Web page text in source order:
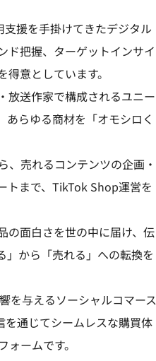
援を手掛けてきたデジタル
ド把握、ターゲットインサイ
意としています。
放送作家で構成されるユニー
らゆる商材を「オモシロく
売れるコンテンツの企画・
トまで、TikTok Shop運営を
の面白さを世の中に届け、伝
から「売れる」への転換を
を与えるソーシャルコマース
通じてシームレスな購買体
ームです。